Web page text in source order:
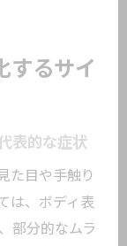
するサイ
表的な症状
た目や手触り
は、ボディ表
部分的なムラ